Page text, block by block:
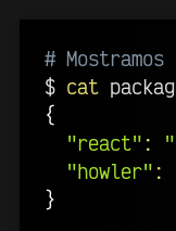
#
$ cat
{
"react" :
"howler" :
}